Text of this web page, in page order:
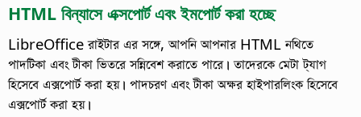
HTML বিন্যাসে এক্সপোর্ট এবং ইমপোর্ট করা হচ্ছে
LibreOffice রাইটার এর সঙ্গে, আপনি আপনার HTML নথিতে
পাদটিকা এবং টীকা ভিতরে সন্নিবেশ করাতে পারে। তাদেরকে মেটা ট্যাগ
হিসেবে এক্সপোর্ট করা হয়। পাদচরণ এবং টীকা অক্ষর হাইপারলিংক হিসেবে
এক্সপোর্ট করা হয়।